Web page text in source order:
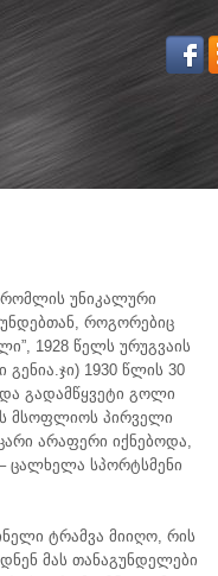
რომლის უნიკალური
როგორებიც
1928 წელს ურუგვაის
1930 წლის 30
გადამწყვეტი გოლი
მსოფლიოს პირველი
არაფერი იქნებოდა,
ცალხელა სპორტსმენი
ტრამვა მიიღო, რის
მას თანაგუნდელები